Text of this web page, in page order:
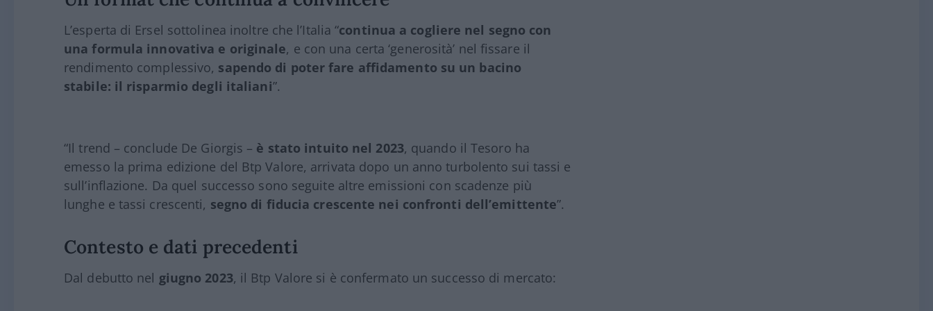
L’esperta di Ersel sottolinea inoltre che l’Italia “continua a cogliere nel segno con
una formula innovativa e originale, e con una certa ‘generosità’ nel fissare il
rendimento complessivo, sapendo di poter fare affidamento su un bacino
stabile: il risparmio degli italiani”.
“Il trend – conclude De Giorgis – è stato intuito nel 2023, quando il Tesoro ha
emesso la prima edizione del Btp Valore, arrivata dopo un anno turbolento sui tassi e
sull’inflazione. Da quel successo sono seguite altre emissioni con scadenze più
lunghe e tassi crescenti, segno di fiducia crescente nei confronti dell’emittente”.
Contesto e dati precedenti
Dal debutto nel giugno 2023, il Btp Valore si è confermato un successo di mercato: